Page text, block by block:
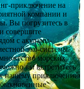
приключение на
компании и
Вы погрузитесь в
совершите
с акулами-
эко-системы.
морских
вы встретитесь
нашему приключению